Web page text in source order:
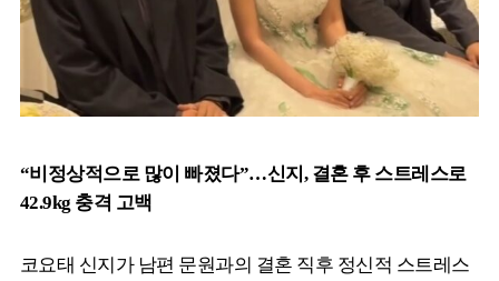
“비정상적으로 많이 빠졌다”…신지, 결혼 후 스트레스로
42.9kg 충격 고백
코요태 신지가 남편 문원과의 결혼 직후 정신적 스트레스